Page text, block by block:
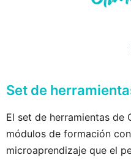
Set de
El set de herramientas de
módulos de formación
microaprendizaje que el